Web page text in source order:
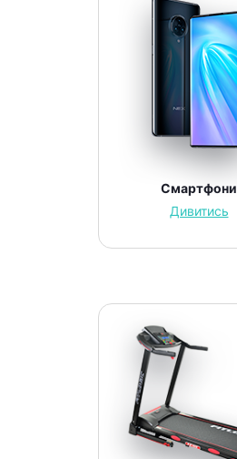
Смартфони
Дивитись